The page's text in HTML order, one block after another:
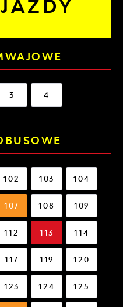
3 4
102 103 104
107 108 109
112 113 114
117 119 120
123 124 125